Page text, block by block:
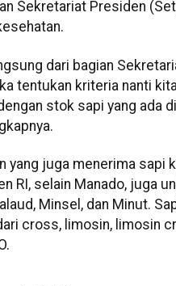
Sekretariat Presiden
dari bagian
tentukan kriteria nanti kita
stok sapi yang ada di
yang juga menerima sapi
RI, selain Manado, juga
Minsel, dan Minut.
cross, limosin, limosin